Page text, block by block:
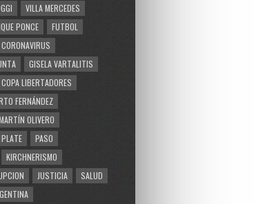
VILLA MERCEDES
PONCE
FUTBOL
CORONAVIRUS
GISELA VARTALITIS
COPA LIBERTADORES
FERNÁNDEZ
OLIVERO
PASO
KIRCHNERISMO
JUSTICIA
SALUD